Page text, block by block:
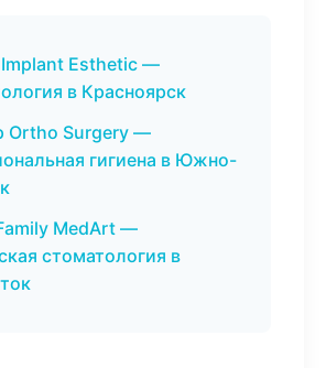
Esthetic —
в Красноярск
Ortho Surgery —
гигиена в Южно-
MedArt —
стоматология в